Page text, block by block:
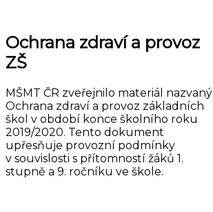
Ochrana zdraví a provoz
ZŠ
MŠMT ČR zveřejnilo materiál nazvaný
Ochrana zdraví a provoz základních
škol v období konce školního roku
2019/2020. Tento dokument
upřesňuje provozní podmínky
v souvislosti s přítomností žáků 1.
stupně a 9. ročníku ve škole.